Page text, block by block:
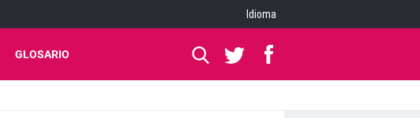
Idioma
GLOSARIO